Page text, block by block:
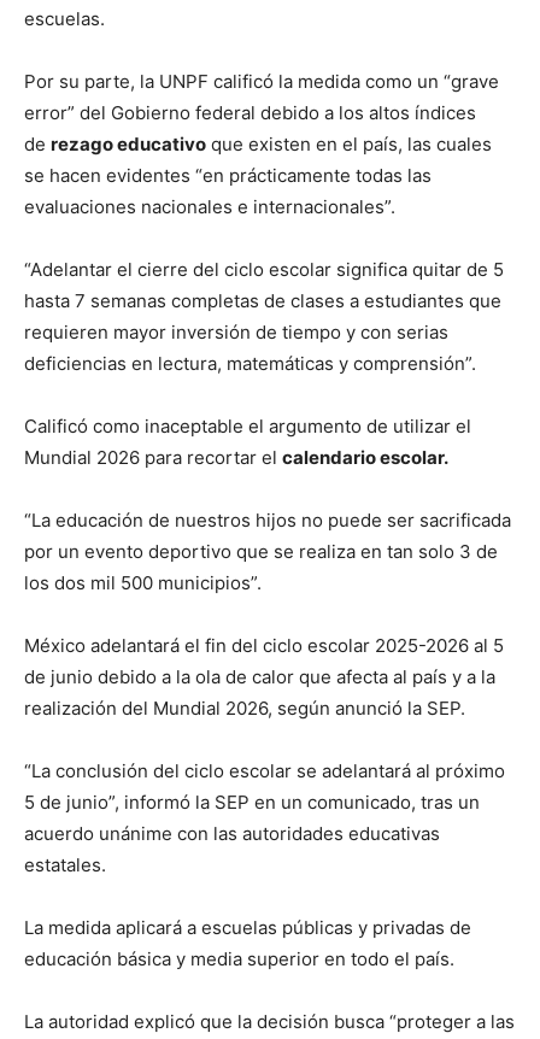
escuelas.
Por su parte, la UNPF calificó la medida como un “grave
error” del Gobierno federal debido a los altos índices
de rezago educativo que existen en el país, las cuales
se hacen evidentes “en prácticamente todas las
evaluaciones nacionales e internacionales”.
“Adelantar el cierre del ciclo escolar significa quitar de 5
hasta 7 semanas completas de clases a estudiantes que
requieren mayor inversión de tiempo y con serias
deficiencias en lectura, matemáticas y comprensión”.
Calificó como inaceptable el argumento de utilizar el
Mundial 2026 para recortar el calendario escolar.
“La educación de nuestros hijos no puede ser sacrificada
por un evento deportivo que se realiza en tan solo 3 de
los dos mil 500 municipios”.
México adelantará el fin del ciclo escolar 2025-2026 al 5
de junio debido a la ola de calor que afecta al país y a la
realización del Mundial 2026, según anunció la SEP.
“La conclusión del ciclo escolar se adelantará al próximo
5 de junio”, informó la SEP en un comunicado, tras un
acuerdo unánime con las autoridades educativas
estatales.
La medida aplicará a escuelas públicas y privadas de
educación básica y media superior en todo el país.
La autoridad explicó que la decisión busca “proteger a las